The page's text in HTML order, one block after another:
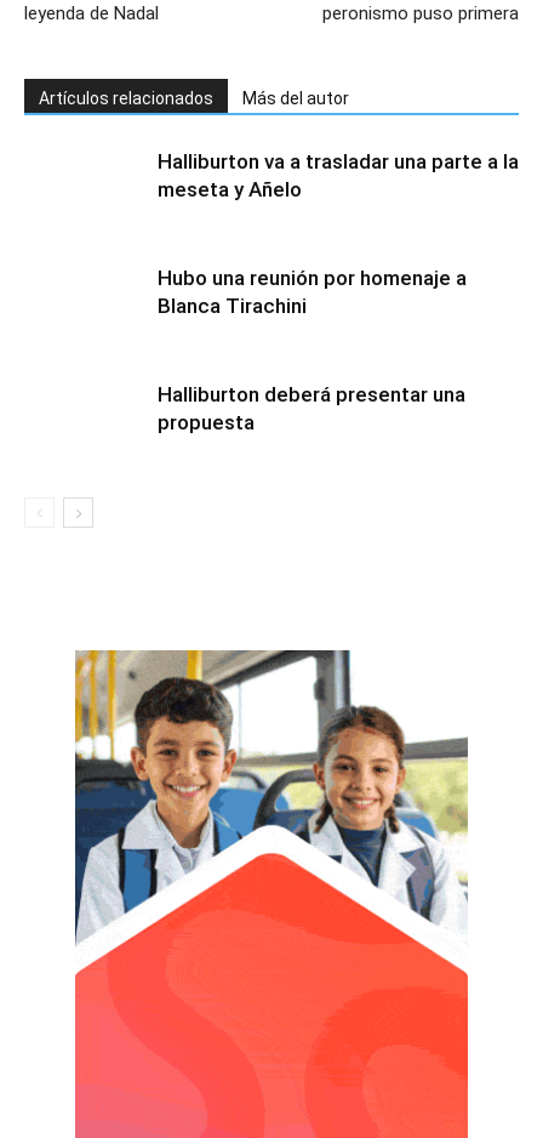
leyenda de Nadal
peronismo puso primera
Artículos relacionados Más del autor
Halliburton va a trasladar una parte a la
meseta y Añelo
Hubo una reunión por homenaje a
Blanca Tirachini
Halliburton deberá presentar una
propuesta